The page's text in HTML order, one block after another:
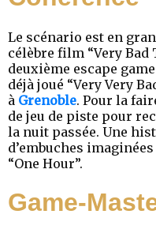
Le scénario est en
célèbre film “Very Bad
deuxième escape
déjà joué “Very Very
à Grenoble. Pour la
de jeu de piste pour
la nuit passée. Une
d’embuches
“One Hour”.
Game-